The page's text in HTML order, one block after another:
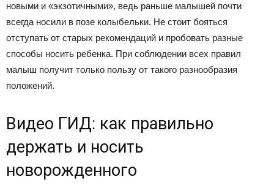
новыми и «экзотичными», ведь раньше малышей почти
всегда носили в позе колыбельки. Не стоит бояться
отступать от старых рекомендаций и пробовать разные
способы носить ребенка. При соблюдении всех правил
малыш получит только пользу от такого разнообразия
положений.
Видео ГИД: как правильно
держать и носить
новорожденного